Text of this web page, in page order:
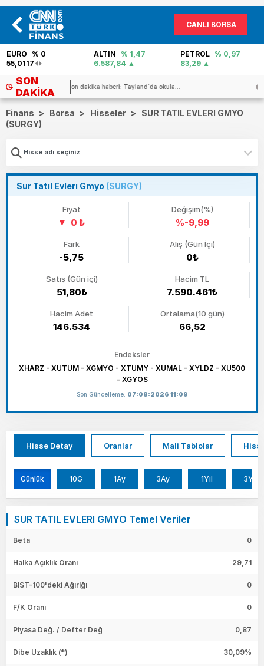
CANLI BORSA
EURO
% 0
55,0117
ALTIN
% 1,47
6.587,84
PETROL % 0,97
83,29
SON
DAKIKA
ABD başkanı Trump`tan İran`la müzak...
Finans > Borsa > Hisseler >
SUR TATIL EVLERI GMYO
(SURGY)
Sur Tatıl Evlerı Gmyo (SURGY)
Fiyat
0 ₺
Değişim(%)
%-9,99
Fark
-5,75
Alış (Gün İçi)
0₺
Satış (Gün içi)
51,80₺
Hacim TL
7.590.461₺
Hacim Adet
146.534
Ortalama(10 gün)
66,52
Endeksler
XHARZ - XUTUM - XGMYO - XTUMY - XUMAL - XYLDZ - XU500
- XGYOS
Son Güncelleme: 07:08:2026 11:09
Hisse Detay Oranlar Mali Tablolar
Günlük 10G 1Ay 3Ay 1Yıl 3Yıl
SUR TATIL EVLERI GMYO Temel Veriler
Beta 0
Halka Açıklık Oranı 29,71
BIST-100'deki Ağırlğı 0
F/K Oranı 0
Piyasa Değ. / Defter Değ 0,87
Dibe Uzaklık (*) 30,09%